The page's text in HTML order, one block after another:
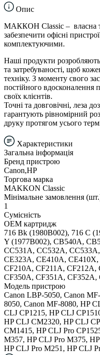
Опис
МАККОН Classic – власна
забезпечити офісні
комплектуючими.
Наші продукти
та затребуваності, щоб
техніку. З моменту свого
постійного вдосконалення
своїх клієнтів.
Точні та довговічні, леза
гарантують рівномірний
друку протягом усього
Характеристики
Загальна інформація
Бренд пристрою
Canon,HP
Торгова марка
MAKKON Classic
Мінімальне замовлення
1
Сумісність
ОЕМ картридж
716 Bk (1980B002), 716 C
Y (1977B002), CB540A,
CC531A, CC532A,
CE323A, CE410A,
CF210A, CF211A, CF212A,
CF350A, CF351A, CF352A,
Модель пристрою
Canon LBP-5050, Canon
8050, Canon MF-8080, HP
CLJ CP1215, HP CLJ
HP CLJ CM2320, HP CLJ
CM1415, HP CLJ Pro
M357, HP CLJ Pro M375,
HP CLJ Pro M251, HP CLJ